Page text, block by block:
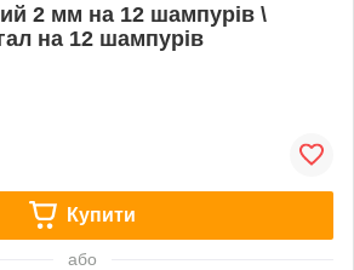
2 мм на 12 шампурів \
на 12 шампурів
Купити
або